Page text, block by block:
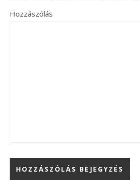
Hozzászólás